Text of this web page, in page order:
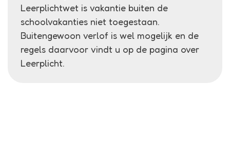
Leerplichtwet is vakantie buiten de
schoolvakanties niet toegestaan.
Buitengewoon verlof is wel mogelijk en de
regels daarvoor vindt u op de pagina over
Leerplicht.